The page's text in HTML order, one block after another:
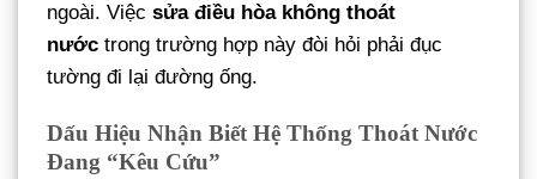
ngoài. Việc sửa điều hòa không thoát
nước trong trường hợp này đòi hỏi phải đục
tường đi lại đường ống.
Dấu Hiệu Nhận Biết Hệ Thống Thoát Nước
Đang “Kêu Cứu”